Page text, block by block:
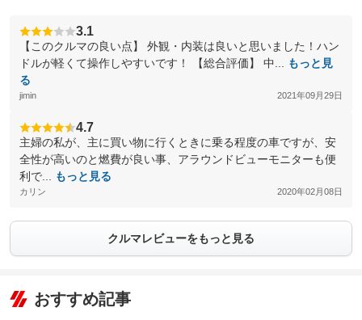
3.1
【このクルマの良い点】 外観・内装は良いと思いました！ハン
ドルが軽くて操作しやすいです！ 【総合評価】 中...
もっと見
る
jimin 2021年09月29日
4.7
主婦の私が、主に買い物に行くときに乗る程度の車ですが、安
全性が高いのと燃費が良い事、アラウンドビューモニターも便
利で...
もっと見る
カリン 2020年02月08日
クルマレビューをもっと見る
おすすめ記事